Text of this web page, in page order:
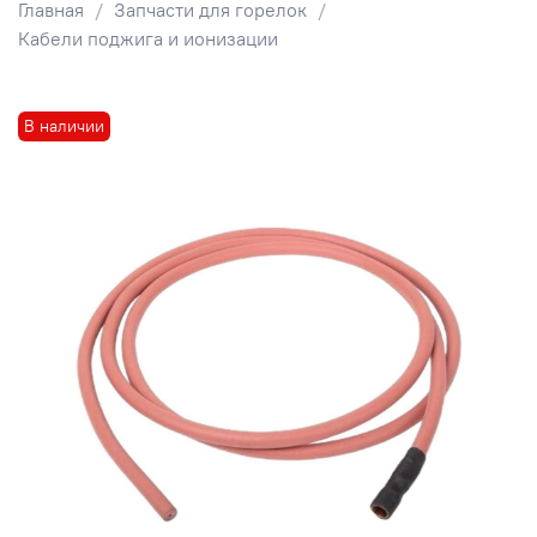
Главная
Запчасти для горелок
Кабели поджига и ионизации
В наличии